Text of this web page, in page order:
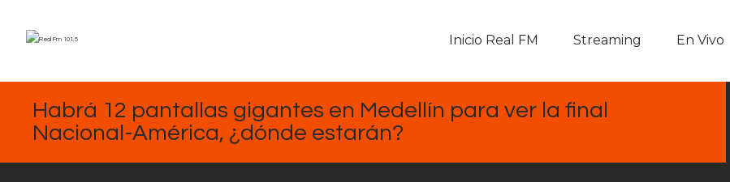
Inicio Real FM Streaming En Vivo
En Vivo
Descarga La APP
Habrá 12 pantallas gigantes en Medellín para ver la final
Nacional-América, ¿dónde estarán?